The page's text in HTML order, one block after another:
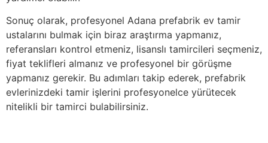
Sonuç olarak, profesyonel Adana prefabrik ev tamir
ustalarını bulmak için biraz araştırma yapmanız,
referansları kontrol etmeniz, lisanslı tamircileri seçmeniz,
fiyat teklifleri almanız ve profesyonel bir görüşme
yapmanız gerekir. Bu adımları takip ederek, prefabrik
evlerinizdeki tamir işlerini profesyonelce yürütecek
nitelikli bir tamirci bulabilirsiniz.